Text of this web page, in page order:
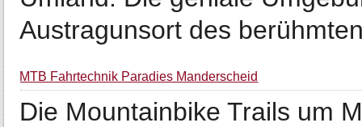
Austragunsort des
MTB Fahrtechnik Paradies Manderscheid
Die Mountainbike Trails um